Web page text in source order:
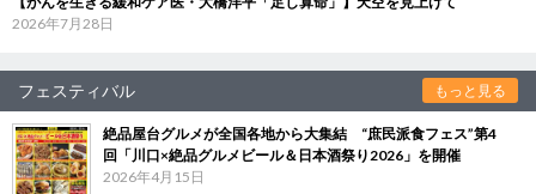
2026年7月28日
フェスティバル もっと見る
絶品屋台グルメが全国各地から大集結 “庶民派食フェス”第4
回「川口×絶品グルメビール＆日本酒祭り2026」を開催
2026年4月15日